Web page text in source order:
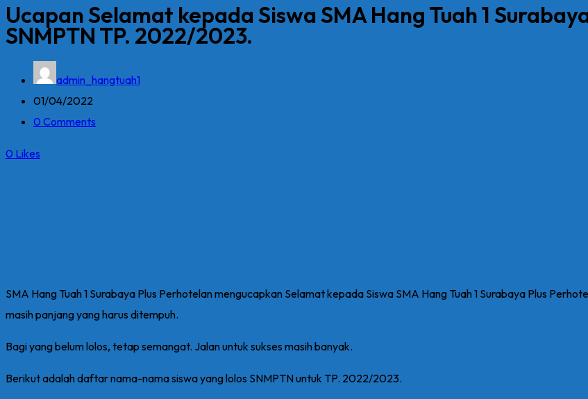
Ucapan Selamat kepada Siswa SMA Hang Tuah 1
SNMPTN TP. 2022/2023.
admin_hangtuah1
01/04/2022
0 Comments
0 Likes
SMA Hang Tuah 1 Surabaya Plus Perhotelan mengucapkan Selamat kepada Siswa SMA Hang Tuah 1 Surabaya Plus
masih panjang yang harus ditempuh.
Bagi yang belum lolos, tetap semangat. Jalan untuk sukses masih banyak.
Berikut adalah daftar nama-nama siswa yang lolos SNMPTN untuk TP. 2022/2023.